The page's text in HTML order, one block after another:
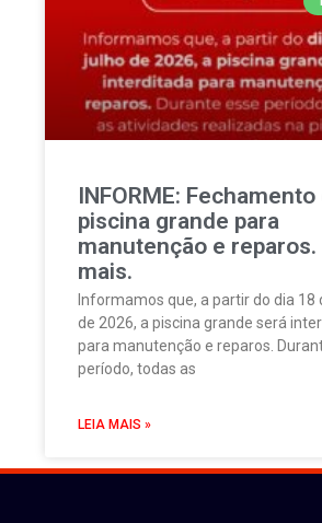
INFORME: Fechamento
piscina grande para
manutenção e reparos.
mais.
Informamos que, a partir do dia 18
de 2026, a piscina grande será
para manutenção e reparos.
período, todas as
LEIA MAIS »